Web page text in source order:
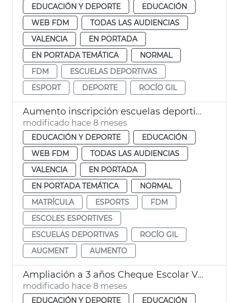
EDUCACIÓN Y DEPORTE
EDUCACIÓN
WEB FDM
TODAS LAS AUDIENCIAS
VALENCIA
EN PORTADA
EN PORTADA TEMÁTICA
NORMAL
FDM
ESCUELAS DEPORTIVAS
ESPORT
DEPORTE ROCÍO GIL
Aumento inscripción escuelas deportivas 2025 26
modificado hace 8 meses
EDUCACIÓN Y DEPORTE
EDUCACIÓN
WEB FDM
TODAS LAS AUDIENCIAS
VALENCIA
EN PORTADA
EN PORTADA TEMÁTICA
NORMAL
MATRÍCULA
ESPORTS
FDM
ESCOLES ESPORTIVES
ESCUELAS DEPORTIVAS
ROCÍO GIL
AUGMENT
AUMENTO
Ampliación a 3 años Cheque Escolar València
modificado hace 8 meses
EDUCACIÓN Y DEPORTE EDUCACIÓN